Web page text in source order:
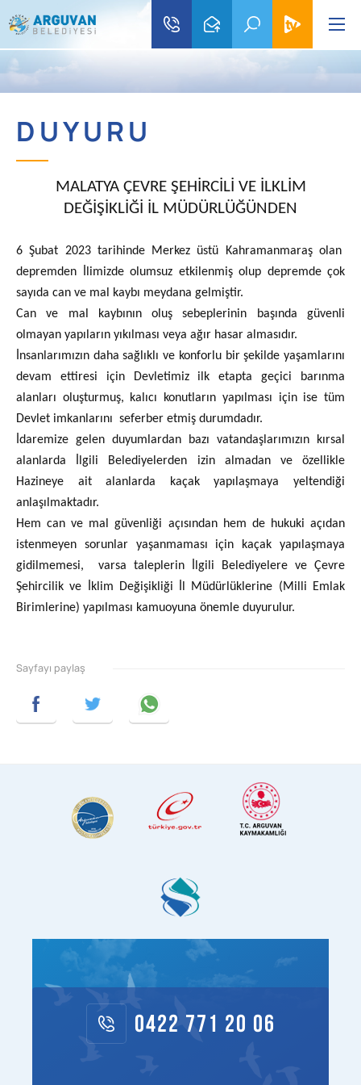
D U Y U R U
MALATYA ÇEVRE ŞEHİRCİLİ VE İLKLİM
DEĞİŞİKLİĞİ İL MÜDÜRLÜĞÜNDEN
6 Şubat 2023 tarihinde Merkez üstü Kahramanmaraş olan
depremden İlimizde olumsuz etkilenmiş olup depremde çok
sayıda can ve mal kaybı meydana gelmiştir.
Can ve mal kaybının oluş sebeplerinin başında güvenli
olmayan yapıların yıkılması veya ağır hasar almasıdır.
İnsanlarımızın daha sağlıklı ve konforlu bir şekilde yaşamlarını
devam ettiresi için Devletimiz ilk etapta geçici barınma
alanları oluşturmuş, kalıcı konutların yapılması için ise tüm
Devlet imkanlarını seferber etmiş durumdadır.
İdaremize gelen duyumlardan bazı vatandaşlarımızın kırsal
alanlarda İlgili Belediyelerden izin almadan ve özellikle
Hazineye ait alanlarda kaçak yapılaşmaya yeltendiği
anlaşılmaktadır.
Hem can ve mal güvenliği açısından hem de hukuki açıdan
istenmeyen sorunlar yaşanmaması için kaçak yapılaşmaya
gidilmemesi, varsa taleplerin İlgili Belediyelere ve Çevre
Şehircilik ve İklim Değişikliği İl Müdürlüklerine (Milli Emlak
Birimlerine) yapılması kamuoyuna önemle duyurulur.
Sayfayı paylaş
0422 771 20 06